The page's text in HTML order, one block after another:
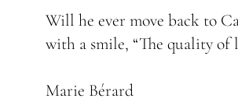
Will he ever move back to
with a smile, “The quality of
Marie Bérard